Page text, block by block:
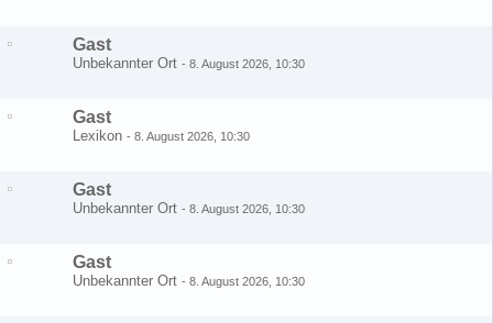
Gast
Unbekannter Ort - 8. August 2026, 10:30
Gast
Lexikon - 8. August 2026, 10:30
Gast
Unbekannter Ort - 8. August 2026, 10:30
Gast
Unbekannter Ort - 8. August 2026, 10:30